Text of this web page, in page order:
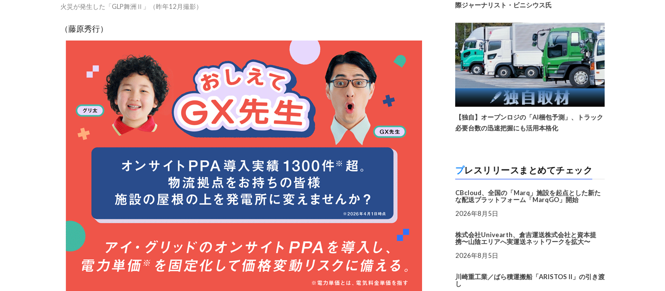
火災が発生した「GLP舞洲Ⅱ」（昨年12月撮影）
（藤原秀行）
際ジャーナリスト・ビニシウス氏
【独自】オープンロジの「AI梱包予測」、トラック
必要台数の迅速把握にも活用本格化
プレスリリースまとめてチェック
CBcloud、全国の「Marq」施設を起点とした新た
な配送プラットフォーム「MarqGO」開始
2026年8月5日
株式会社Univearth、倉吉運送株式会社と資本提
携〜山陰エリアへ実運送ネットワークを拡大〜
2026年8月5日
川崎重工業／ばら積運搬船「ARISTOS II」の引き渡
し